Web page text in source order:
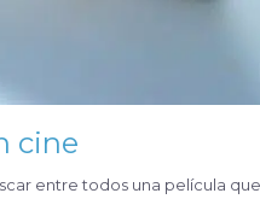
cine
entre todos una película